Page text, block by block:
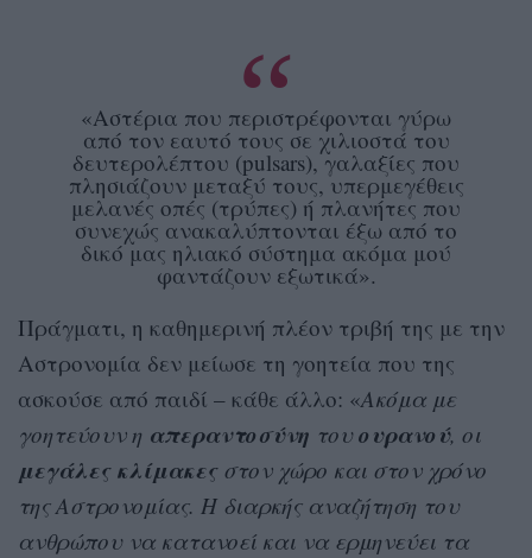
«Αστέρια που περιστρέφονται γύρω
από τον εαυτό τους σε χιλιοστά του
δευτερολέπτου (pulsars), γαλαξίες που
πλησιάζουν μεταξύ τους, υπερμεγέθεις
μελανές οπές (τρύπες) ή πλανήτες που
συνεχώς ανακαλύπτονται έξω από το
δικό μας ηλιακό σύστημα ακόμα μού
φαντάζουν εξωτικά».
Πράγματι, η καθημερινή πλέον τριβή της με την
Αστρονομία δεν μείωσε τη γοητεία που της
ασκούσε από παιδί – κάθε άλλο: «Ακόμα με
γοητεύουν η απεραντοσύνη τουουρανού, οι
μεγάλες κλίμακεςστον χώρο και στον χρόνο
της Αστρονομίας. Η διαρκής αναζήτηση του
ανθρώπου να κατανοεί και να ερμηνεύει τα